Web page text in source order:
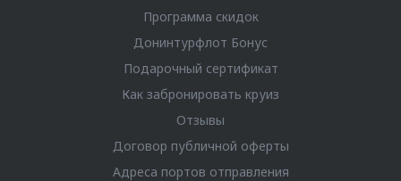
Программа скидок
Донинтурфлот Бонус
Подарочный сертификат
Как забронировать круиз
Отзывы
Договор публичной оферты
Адреса портов отправления